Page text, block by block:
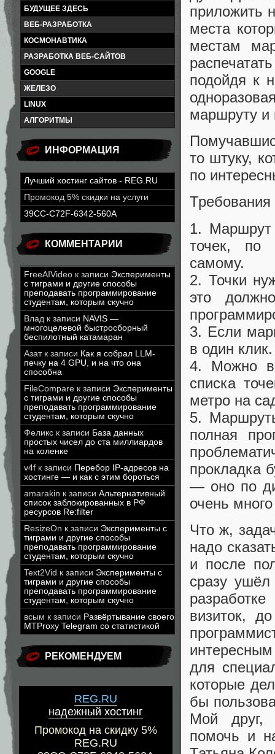
БУДУЩЕЕ ЗДЕСЬ
ВЕБ-РАЗРАБОТКА
КОСМОНАВТИКА
РАЗРАБОТКА ВЕБ-САЙТОВ
GOOGLE
ЖЕЛЕЗО
LINUX
АЛГОРИТМЫ
ИНФОРМАЦИЯ
Лучший хостинг сайтов - REG.RU
Промокод 5% скидки на услуги
39CC-C72F-6342-560A
КОММЕНТАРИИ
FreeAIVideo к записи Эксперименты
с тиграми и другие способы
преподавать программирование
студентам, которым скучно
Влад к записи NAVIS —
многоцелевой быстросборный
беспилотный катамаран
Азатк записи Как я собрал LLM-
печку на 4 GPU, и на что она
способна
FileCompare к записи Эксперименты
с тиграми и другие способы
преподавать программирование
студентам, которым скучно
Феликс к записи База данных
простых чисел до ста миллиардов
на коленке
v4f к записи Перебор IP-адресов на
хостинге — и как с этим бороться
amarakin к записи Альтернативный
список заблокированных в РФ
ресурсов Re:filter
ResizeOn к записи Эксперименты с
тиграми и другие способы
преподавать программирование
студентам, которым скучно
Text2Vid к записи Эксперименты с
тиграми и другие способы
преподавать программирование
студентам, которым скучно
всым к записи Развёртывание своего
MTProxy Telegram со статистикой
РЕКОМЕНДУЕМ
REG.RU
надежный хостинг
Промокод на скидку 5%
REG.RU
приложить
места
местам
подойдя к
маршруту и
то штуку,
по
1. Маршрут
точек, по
самому.
2. Точки
это
3. Если
в один клик.
4. Можно
списка
метро на
5.
полная
прокладка
— оно по
очень
Что ж,
надо
и после
сразу
визиток,
для
которые
бы
Мой друг,
помочь и